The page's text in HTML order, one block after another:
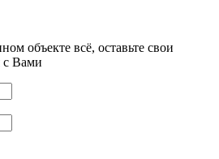
объекте всё, оставьте свои
с Вами